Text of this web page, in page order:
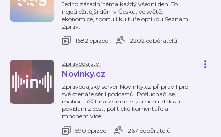
Jedno zásadní téma každý všední den. To
nejdůležitější dění v Česku, ve světě,
ekonomice, sportu i kultuře optikou Seznam
Zpráv.
1682 epizod
2202 odběratelů
Zpravodajství
Novinky.cz
Zpravodajský server Novinky.cz připravil pro
své čtenáře sérii podcastů. Posluchači se
mohou těšit na souhrn bizarních událostí,
povídání z cest, politické komentáře a
mnohem více.
590 epizod
267 odběratelů